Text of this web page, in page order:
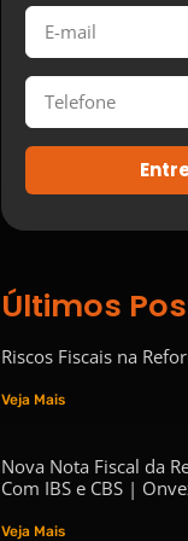
Últimos
Riscos Fiscais na
Veja Mais
Nova Nota Fiscal da
Com IBS e CBS |
Veja Mais